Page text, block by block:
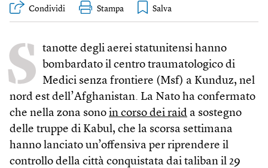
Condividi Stampa
S tanotte degli aerei statunitensi hanno
bombardato il centro traumatologico di
Medici senza frontiere (Msf) a Kunduz, nel
nord est dell’Afghanistan. La Nato ha confermato
che nella zona sono in corso dei raid a sostegno
delle truppe di Kabul, che la scorsa settimana
hanno lanciato un’offensiva per riprendere il
controllo della città conquistata dai taliban il 29